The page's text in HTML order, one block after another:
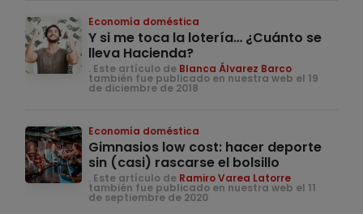
Economía doméstica
Y si me toca la lotería… ¿Cuánto se
lleva Hacienda?
. Este artículo de Blanca Álvarez Barco
también fue publicado en nuestra web el 19
de diciembre de 2018
Economía doméstica
Gimnasios low cost: hacer deporte
sin (casi) rascarse el bolsillo
. Este artículo de Ramiro Varea Latorre
también fue publicado en nuestra web el 11
de septiembre de 2020